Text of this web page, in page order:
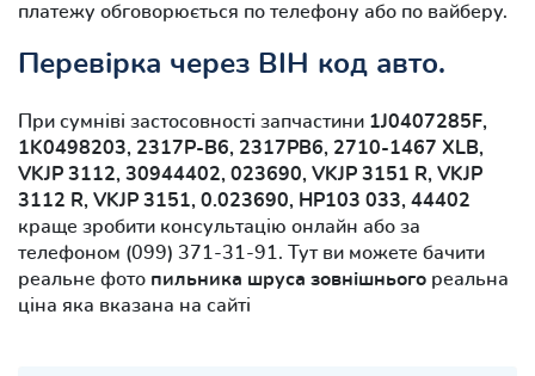
платежу обговорюється по телефону або по вайберу.
Перевірка через ВІН код авто.
При сумніві застосовності запчастини 1J0407285F,
1K0498203, 2317P-B6, 2317PB6, 2710-1467 XLB,
VKJP 3112, 30944402, 023690, VKJP 3151 R, VKJP
3112 R, VKJP 3151, 0.023690, HP103 033, 44402
краще зробити консультацію онлайн або за
телефоном (099) 371-31-91. Тут ви можете бачити
реальне фото пильника шруса зовнішнього реальна
ціна яка вказана на сайті